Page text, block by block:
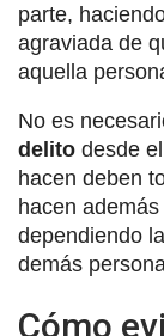
parte,
agraviada de
aquella
No es
delito desde
hacen deben
hacen
dependiendo
demás
Cómo